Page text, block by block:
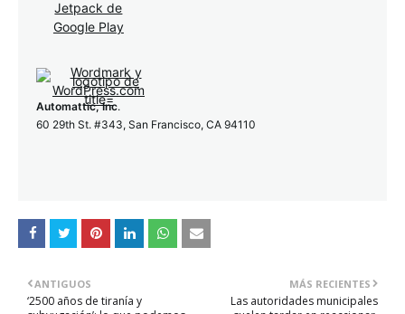
Automattic, Inc.
60 29th St. #343, San Francisco, CA 94110
MÁS RECIENTES
Las autoridades municipales
ANTIGUOS
‘2500 años de tiranía y